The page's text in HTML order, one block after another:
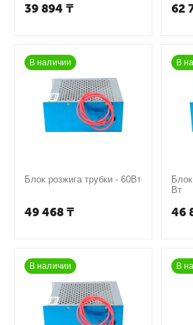
39 894 ₸ 62
В наличии
Блок розжига трубки - 60Вт
49 468 ₸
В
Вт
46
В наличии В